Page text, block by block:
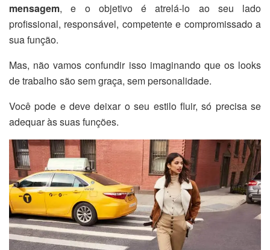
mensagem, e o objetivo é atrelá-lo ao seu lado
profissional, responsável, competente e compromissado a
sua função.
Mas, não vamos confundir isso imaginando que os looks
de trabalho são sem graça, sem personalidade.
Você pode e deve deixar o seu estilo fluir, só precisa se
adequar às suas funções.